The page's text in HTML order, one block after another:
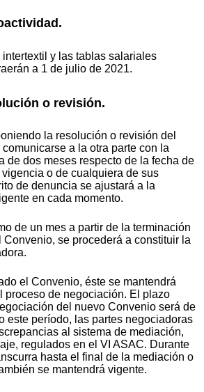
y las tablas salariales
a 1 de julio de 2021.
o revisión.
la resolución o revisión del
a la otra parte con la
de dos meses respecto de la fecha de
o de cualquiera de sus
de denuncia se ajustará a la
en cada momento.
de un mes a partir de la terminación
se procederá a constituir la
el Convenio, éste se mantendrá
proceso de negociación. El plazo
del nuevo Convenio será de
este período, las partes negociadoras
al sistema de mediación,
regulados en el VI ASAC. Durante
hasta el final de la mediación o
se mantendrá vigente.